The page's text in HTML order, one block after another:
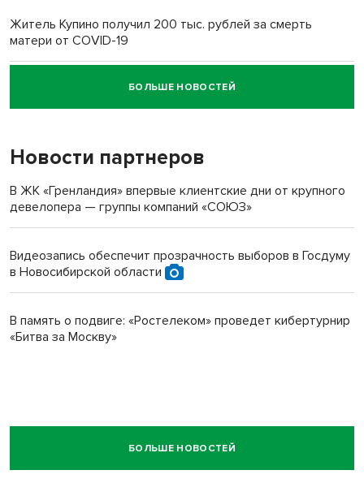
Житель Купино получил 200 тыс. рублей за смерть
матери от COVID-19
Новосибирский суд наказал водителя за смерть
пенсионерки на вокзале
БОЛЬШЕ НОВОСТЕЙ
Новости партнеров
В ЖК «Гренландия» впервые клиентские дни от крупного
девелопера — группы компаний «СОЮЗ»
Видеозапись обеспечит прозрачность выборов в Госдуму
в Новосибирской области
В память о подвиге: «Ростелеком» проведет кибертурнир
«Битва за Москву»
БОЛЬШЕ НОВОСТЕЙ